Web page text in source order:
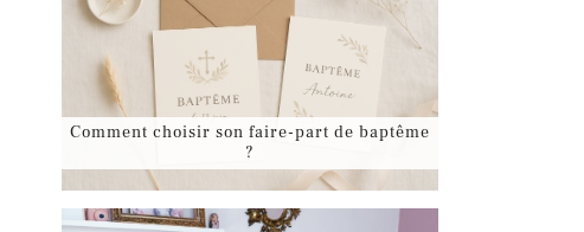
Comment choisir son faire-part de baptême
?